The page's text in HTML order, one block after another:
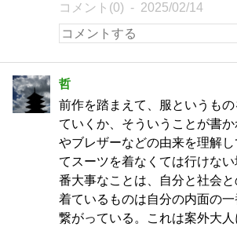
コメント(0) 2025/02/14
哲
前作を踏まえて、服というも
ていくか、そういうことが書
やブレザーなどの由来を理解
てスーツを着なくては行けな
番大事なことは、自分と社会と
着ているものは自分の内面の
繋がっている。これは案外大